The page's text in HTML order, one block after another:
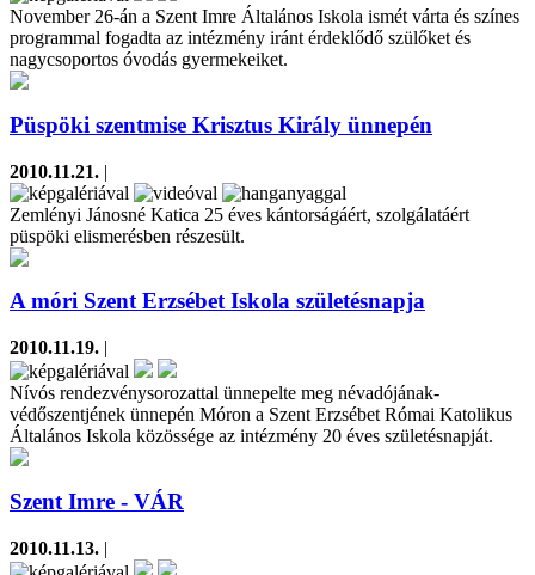
November 26-án a Szent Imre Általános Iskola ismét várta és színes
programmal fogadta az intézmény iránt érdeklődő szülőket és
nagycsoportos óvodás gyermekeiket.
Püspöki szentmise Krisztus Király ünnepén
2010.11.21. |
Zemlényi Jánosné Katica 25 éves kántorságáért, szolgálatáért
püspöki elismerésben részesült.
A móri Szent Erzsébet Iskola születésnapja
2010.11.19. |
Nívós rendezvénysorozattal ünnepelte meg névadójának-
védőszentjének ünnepén Móron a Szent Erzsébet Római Katolikus
Általános Iskola közössége az intézmény 20 éves születésnapját.
Szent Imre - VÁR
2010.11.13. |